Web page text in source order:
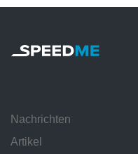
Nachrichten
Artikel